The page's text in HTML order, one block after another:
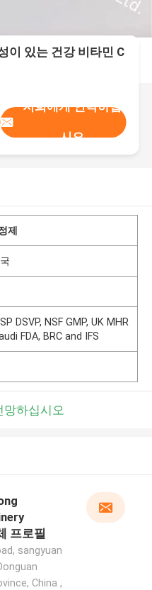
이 있는 건강 비타민 C
저희에게 연락하십
시오
제
DSVP, NSF GMP, UK MHR
FDA, BRC and IFS
망하십시오
프로필
sangyuan
China ,